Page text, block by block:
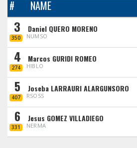
# NAME
3
350
Daniel QUERO MORENO
NUMSO
4
274
Marcos GURIDI ROMEO
HIBLO
5
407
Joseba LARRAURI ALARGUNSORO
RSOSS
6
331
Jesus GOMEZ VILLADIEGO
NERMA